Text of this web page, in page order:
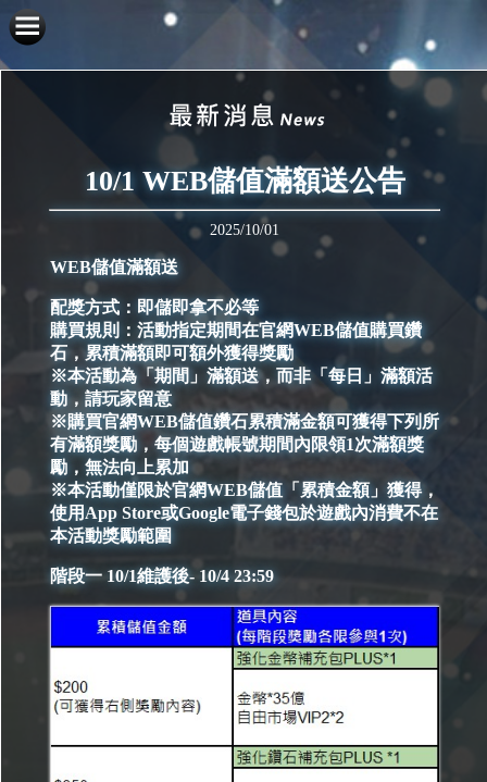
10/1 WEB儲值滿額送公告
2025/10/01
WEB儲值滿額送
配獎方式：即儲即拿不必等
購買規則：活動指定期間在官網WEB儲值購買鑽
石，累積滿額即可額外獲得獎勵
※本活動為「期間」滿額送，而非「每日」滿額活
動，請玩家留意
※購買官網WEB儲值鑽石累積滿金額可獲得下列所
有滿額獎勵，每個遊戲帳號期間內限領1次滿額獎
勵，無法向上累加
※本活動僅限於官網WEB儲值「累積金額」獲得，
使用App Store或Google電子錢包於遊戲內消費不在
本活動獎勵範圍
階段一 10/1維護後- 10/4 23:59